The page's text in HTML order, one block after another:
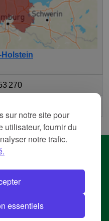
sur notre site pour
utilisateur, fournir du
notre trafic.
essentiels
270